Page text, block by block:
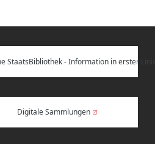
Digitale Sammlungen